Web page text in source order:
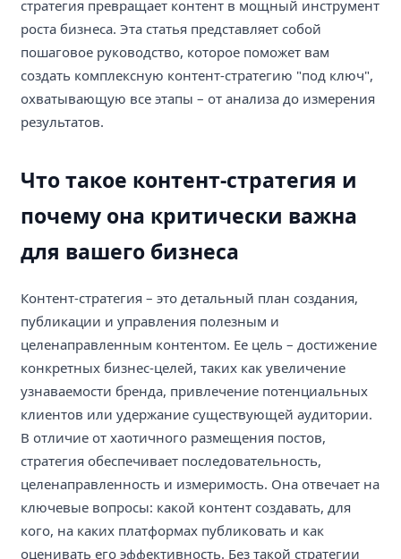
стратегия превращает контент в мощный инструмент
роста бизнеса. Эта статья представляет собой
пошаговое руководство, которое поможет вам
создать комплексную контент-стратегию "под ключ",
охватывающую все этапы – от анализа до измерения
результатов.
Что такое контент-стратегия и
почему она критически важна
для вашего бизнеса
Контент-стратегия – это детальный план создания,
публикации и управления полезным и
целенаправленным контентом. Ее цель – достижение
конкретных бизнес-целей, таких как увеличение
узнаваемости бренда, привлечение потенциальных
клиентов или удержание существующей аудитории.
В отличие от хаотичного размещения постов,
стратегия обеспечивает последовательность,
целенаправленность и измеримость. Она отвечает на
ключевые вопросы: какой контент создавать, для
кого, на каких платформах публиковать и как
оценивать его эффективность. Без такой стратегии